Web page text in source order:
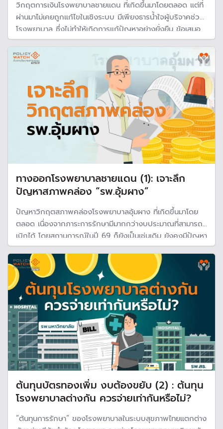
วิกฤตการเงินโรงพยาบาลชายแดน ที่เกิดขึ้นมาโดยตลอด แต่ที่
ผ่านมาไม่เคยถูกแก้ไขในเชิงระบบ มีเพียงธารน้ำใจผู้บริจาคช่วย
โรงพยาบาล ซึ่งไม่ทำให้เกิดการแก้ปัญหาอย่างยั่งยืน ข้อเสนอ
“อุ้มผางโมเดล” ต้นแบบแก้รพ.ชายแดน จึงน่าจะเป็นทางออกที่
พลิกจากวิกฤตให้เป็นโอกาสได้
ทางออกโรงพยาบาลชายแดน (1): เจาะลึก
ปัญหาสภาพคล่อง “รพ.อุ้มผาง”
ปัญหาวิกฤตสภาพคล่องโรงพยาบาลอุ้มผาง ที่เกิดขึ้นมาโดย
ตลอด เนื่องจากภาระการรักษามีมากกว่างบประมาณที่สามารถ
เบิกได้ โดยสถานการณ์ในปี 69 ก็ยังเป็นเช่นเดิม ยังคงมีปัญหา
เงินบำรุงโรงพยาบาลติดลบ ส่วนหนึ่งมาจาก "สถานะบุคคล"
ของผู้เข้ามารับบริการ กว่า 60% ไม่มีสิทธิเต็มรูปแบบ
ต้นทุนบัตรทองเพิ่ม งบต้องขยับ (2) : ต้นทุน
โรงพยาบาลต่างกัน ควรจ่ายเท่ากันหรือไม่?
“ต้นทุนการรักษา” ของโรงพยาบาลในระบบสุขภาพไทยแตกต่าง